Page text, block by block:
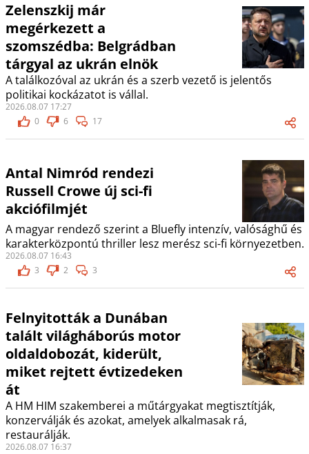
Zelenszkij már
megérkezett a
szomszédba: Belgrádban
tárgyal az ukrán elnök
A találkozóval az ukrán és a szerb vezető is jelentős
politikai kockázatot is vállal.
2026.08.07 17:27
0
6 17
Antal Nimród rendezi
Russell Crowe új sci-fi
akciófilmjét
A magyar rendező szerint a Bluefly intenzív, valósághű és
karakterközpontú thriller lesz merész sci-fi környezetben.
2026.08.07 16:43
3
2 3
Felnyitották a Dunában
talált világháborús motor
oldaldobozát, kiderült,
miket rejtett évtizedeken
át
A HM HIM szakemberei a műtárgyakat megtisztítják,
konzerválják és azokat, amelyek alkalmasak rá,
restaurálják.
2026.08.07 16:37